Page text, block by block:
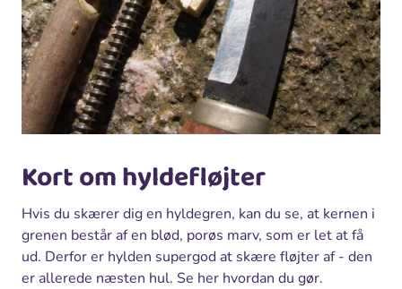
Kort om hyldefløjter
Hvis du skærer dig en hyldegren, kan du se, at kernen i
grenen består af en blød, porøs marv, som er let at få
ud. Derfor er hylden supergod at skære fløjter af - den
er allerede næsten hul. Se her hvordan du gør.